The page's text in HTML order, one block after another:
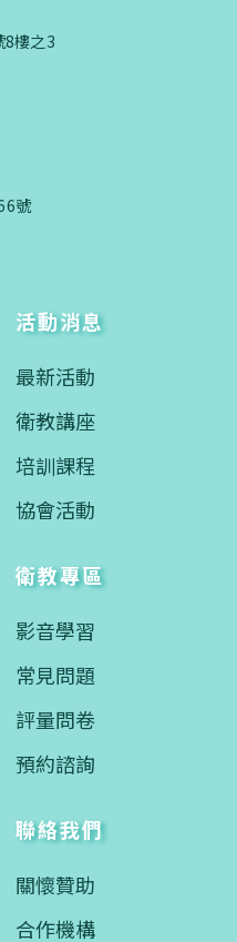
8樓之3
號
活動消息
最新活動
衛教講座
培訓課程
協會活動
衛教專區
影音學習
常見問題
評量問卷
預約諮詢
聯絡我們
關懷贊助
合作機構